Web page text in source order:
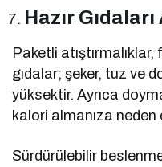
Hazır
Paketli
gıdalar; şeker, tuz ve
yüksektir. Ayrıca
kalori almanıza neden
Sürdürülebilir